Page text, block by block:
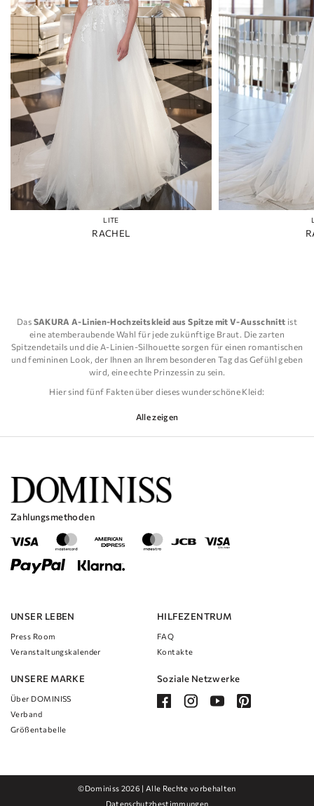
LITE
RACHEL
Das SAKURA A-Linien-Hochzeitskleid aus Spitze mit V-Ausschnitt ist
eine atemberaubende Wahl für jede zukünftige Braut. Die zarten
Spitzendetails und die A-Linien-Silhouette sorgen für einen romantischen
und femininen Look, der Ihnen an Ihrem besonderen Tag das Gefühl geben
wird, eine echte Prinzessin zu sein.
Hier sind fünf Fakten über dieses wunderschöne Kleid:
Die A-Linien-Silhouette ist universell schmeichelhaft und betont Ihre
Kleid einen Hauch von Vintage-Charme.
Das Kleid besteht aus hochwertigen Materialien, die angenehm zu
tragen sind und Ihnen den ganzen Tag über ein sicheres Gefühl geben.
Das Spitzen-Brautkleid SAKURA in A-Linie mit V-Ausschnitt eignet
sich perfekt für Hochzeiten im Innen- und Außenbereich und ist somit
eine vielseitige Wahl für jede Braut.
Alle zeigen
UNSER LEBEN
Press Room
Veranstaltungskalender
UNSERE MARKE
Über DOMINISS
Verband
Größentabelle
HILFEZENTRUM
FAQ
Kontakte
Soziale Netzwerke
Zahlungsmethoden
©Dominiss 2026 | Alle Rechte vorbehalten
Datenschutzbestimmungen